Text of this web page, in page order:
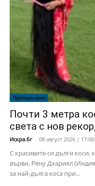
Препоръчани
Почти 3 метра
света с нов
Искра.бг - 08 август 2026 |
С красивите си дълги коси,
върви, Рену Дхариял
за най-дълга коса при...